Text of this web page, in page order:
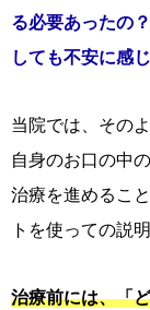
る必要あったの
しても不安に感
当院では、その
自身のお口の中
治療を進めるこ
トを使っての説
治療前には、「